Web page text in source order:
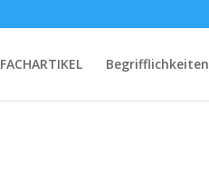
FACHARTIKEL Begrifflichkeiten